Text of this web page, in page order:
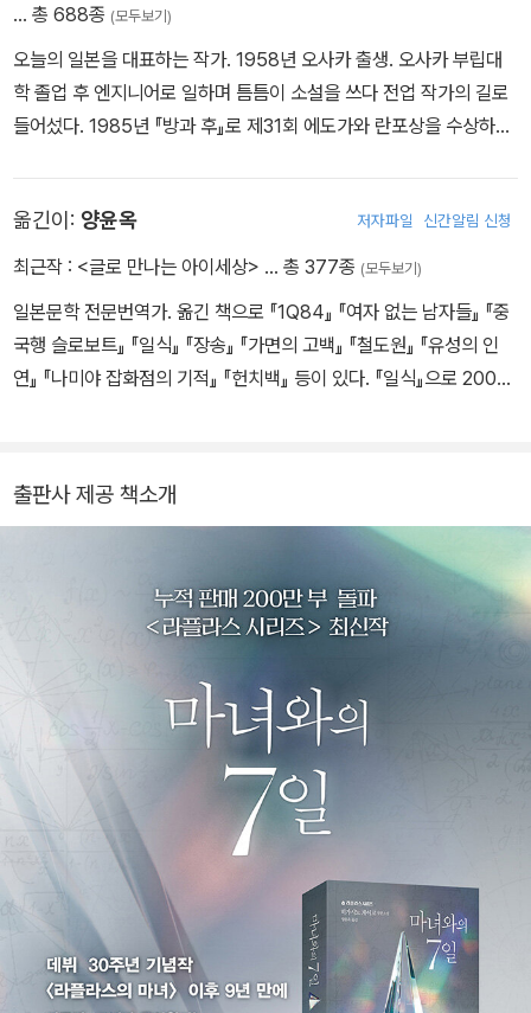
… 총 688종 (모두보기)
오늘의 일본을 대표하는 작가. 1958년 오사카 출생. 오사카 부립대
학 졸업 후 엔지니어로 일하며 틈틈이 소설을 쓰다 전업 작가의 길로
들어섰다. 1985년 『방과 후』로 제31회 에도가와 란포상을 수상하며
상 소설 부문상, 2012년 『나미야 잡화점의 기적』으로 제7회 중앙공
론문예상, 2013년 『몽환화』로 제26회 시바타 렌자부로상, 2014년
다. 그 밖의 작품으로는 『백야행』, 『라플라스의 마녀』, 『가면산장 살
인사건』, 『녹나무의 파수꾼』, 『당신이 누군가를 죽였다』, 『가공범』 등
이 있다. 1998년 『탐정 갈릴레오』를 시작으로 2026년 7월 기준 총
려진 시리즈 주인공 ‘유카와 마나부’는 형사가 아닌 물리학자 겸 대학
교수다. 이성과 논리를 중시하는 이 천재 물리학자는 사건의 동기나
이면보다는 ‘어떻게’에 몰두하여 문제를 해결한다. 이러한 특성 때문
에 그간 철저히 가려졌던 유카와의 개인사와 인간성이 마침내 『투명
한 나선』에서 밝혀지며 시리즈는 일대 전환을 맞는다. 2026년 7월 2
옮긴이: 양윤옥 저자파일 신간알림 신청
최근작 : <글로 만나는 아이세상> … 총 377종 (모두보기)
일본문학 전문번역가. 옮긴 책으로 『1Q84』 『여자 없는 남자들』 『중
국행 슬로보트』 『일식』 『장송』 『가면의 고백』 『철도원』 『유성의 인
연』 『나미야 잡화점의 기적』 『헌치백』 등이 있다. 『일식』으로 2005
출판사 제공 책소개